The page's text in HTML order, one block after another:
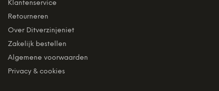
Klantenservice
Retourneren
Over Ditverzinjeniet
Zakelijk bestellen
Algemene voorwaarden
Privacy & cookies